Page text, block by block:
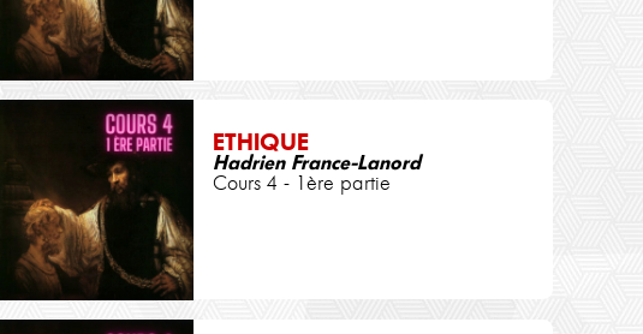
ETHIQUE
Hadrien France-Lanord
Cours 4 - 1ère partie